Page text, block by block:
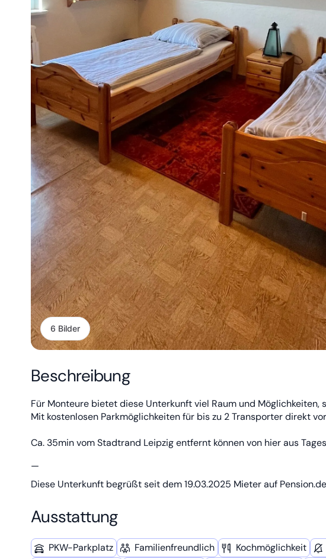
6 Bilder
Beschreibung
Für Monteure bietet diese Unterkunft viel Raum und
Mit kostenlosen Parkmöglichkeiten für bis zu 2 Transporter direkt
Ca. 35min vom Stadtrand Leipzig entfernt können von hier aus
—
Diese Unterkunft begrüßt seit dem 19.03.2025 Mieter auf
Ausstattung
PKW-Parkplatz Familien­freundlich Kochmöglich­keit